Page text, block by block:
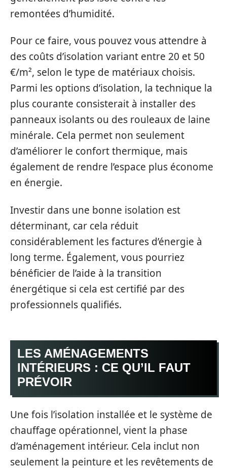
remontées d’humidité.
Pour ce faire, vous pouvez vous attendre à
des coûts d’isolation variant entre 20 et 50
€/m², selon le type de matériaux choisis.
Parmi les options d’isolation, la technique la
plus courante consisterait à installer des
panneaux isolants ou des rouleaux de laine
minérale. Cela permet non seulement
d’améliorer le confort thermique, mais
également de rendre l’espace plus économe
en énergie.
Investir dans une bonne isolation est
déterminant, car cela réduit
considérablement les factures d’énergie à
long terme. Également, vous pourriez
bénéficier de l’aide à la transition
énergétique si cela est certifié par des
professionnels qualifiés.
LES AMÉNAGEMENTS
INTÉRIEURS : CE QU’IL FAUT
PRÉVOIR
Une fois l’isolation installée et le système de
chauffage opérationnel, vient la phase
d’aménagement intérieur. Cela inclut non
seulement la peinture et les revêtements de